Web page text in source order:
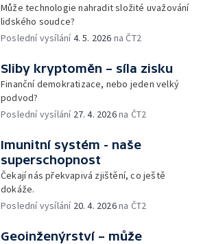
Může technologie nahradit složité uvažování
lidského soudce?
Poslední vysílání4. 5. 2026 na ČT2
Sliby kryptoměn – síla zisku
Finanční demokratizace, nebo jeden velký
podvod?
Poslední vysílání 27. 4. 2026na ČT2
Imunitní systém - naše
superschopnost
Čekají nás překvapivá zjištění, co ještě
dokáže.
Poslední vysílání 20. 4. 2026na ČT2
Geoinženýrství – může